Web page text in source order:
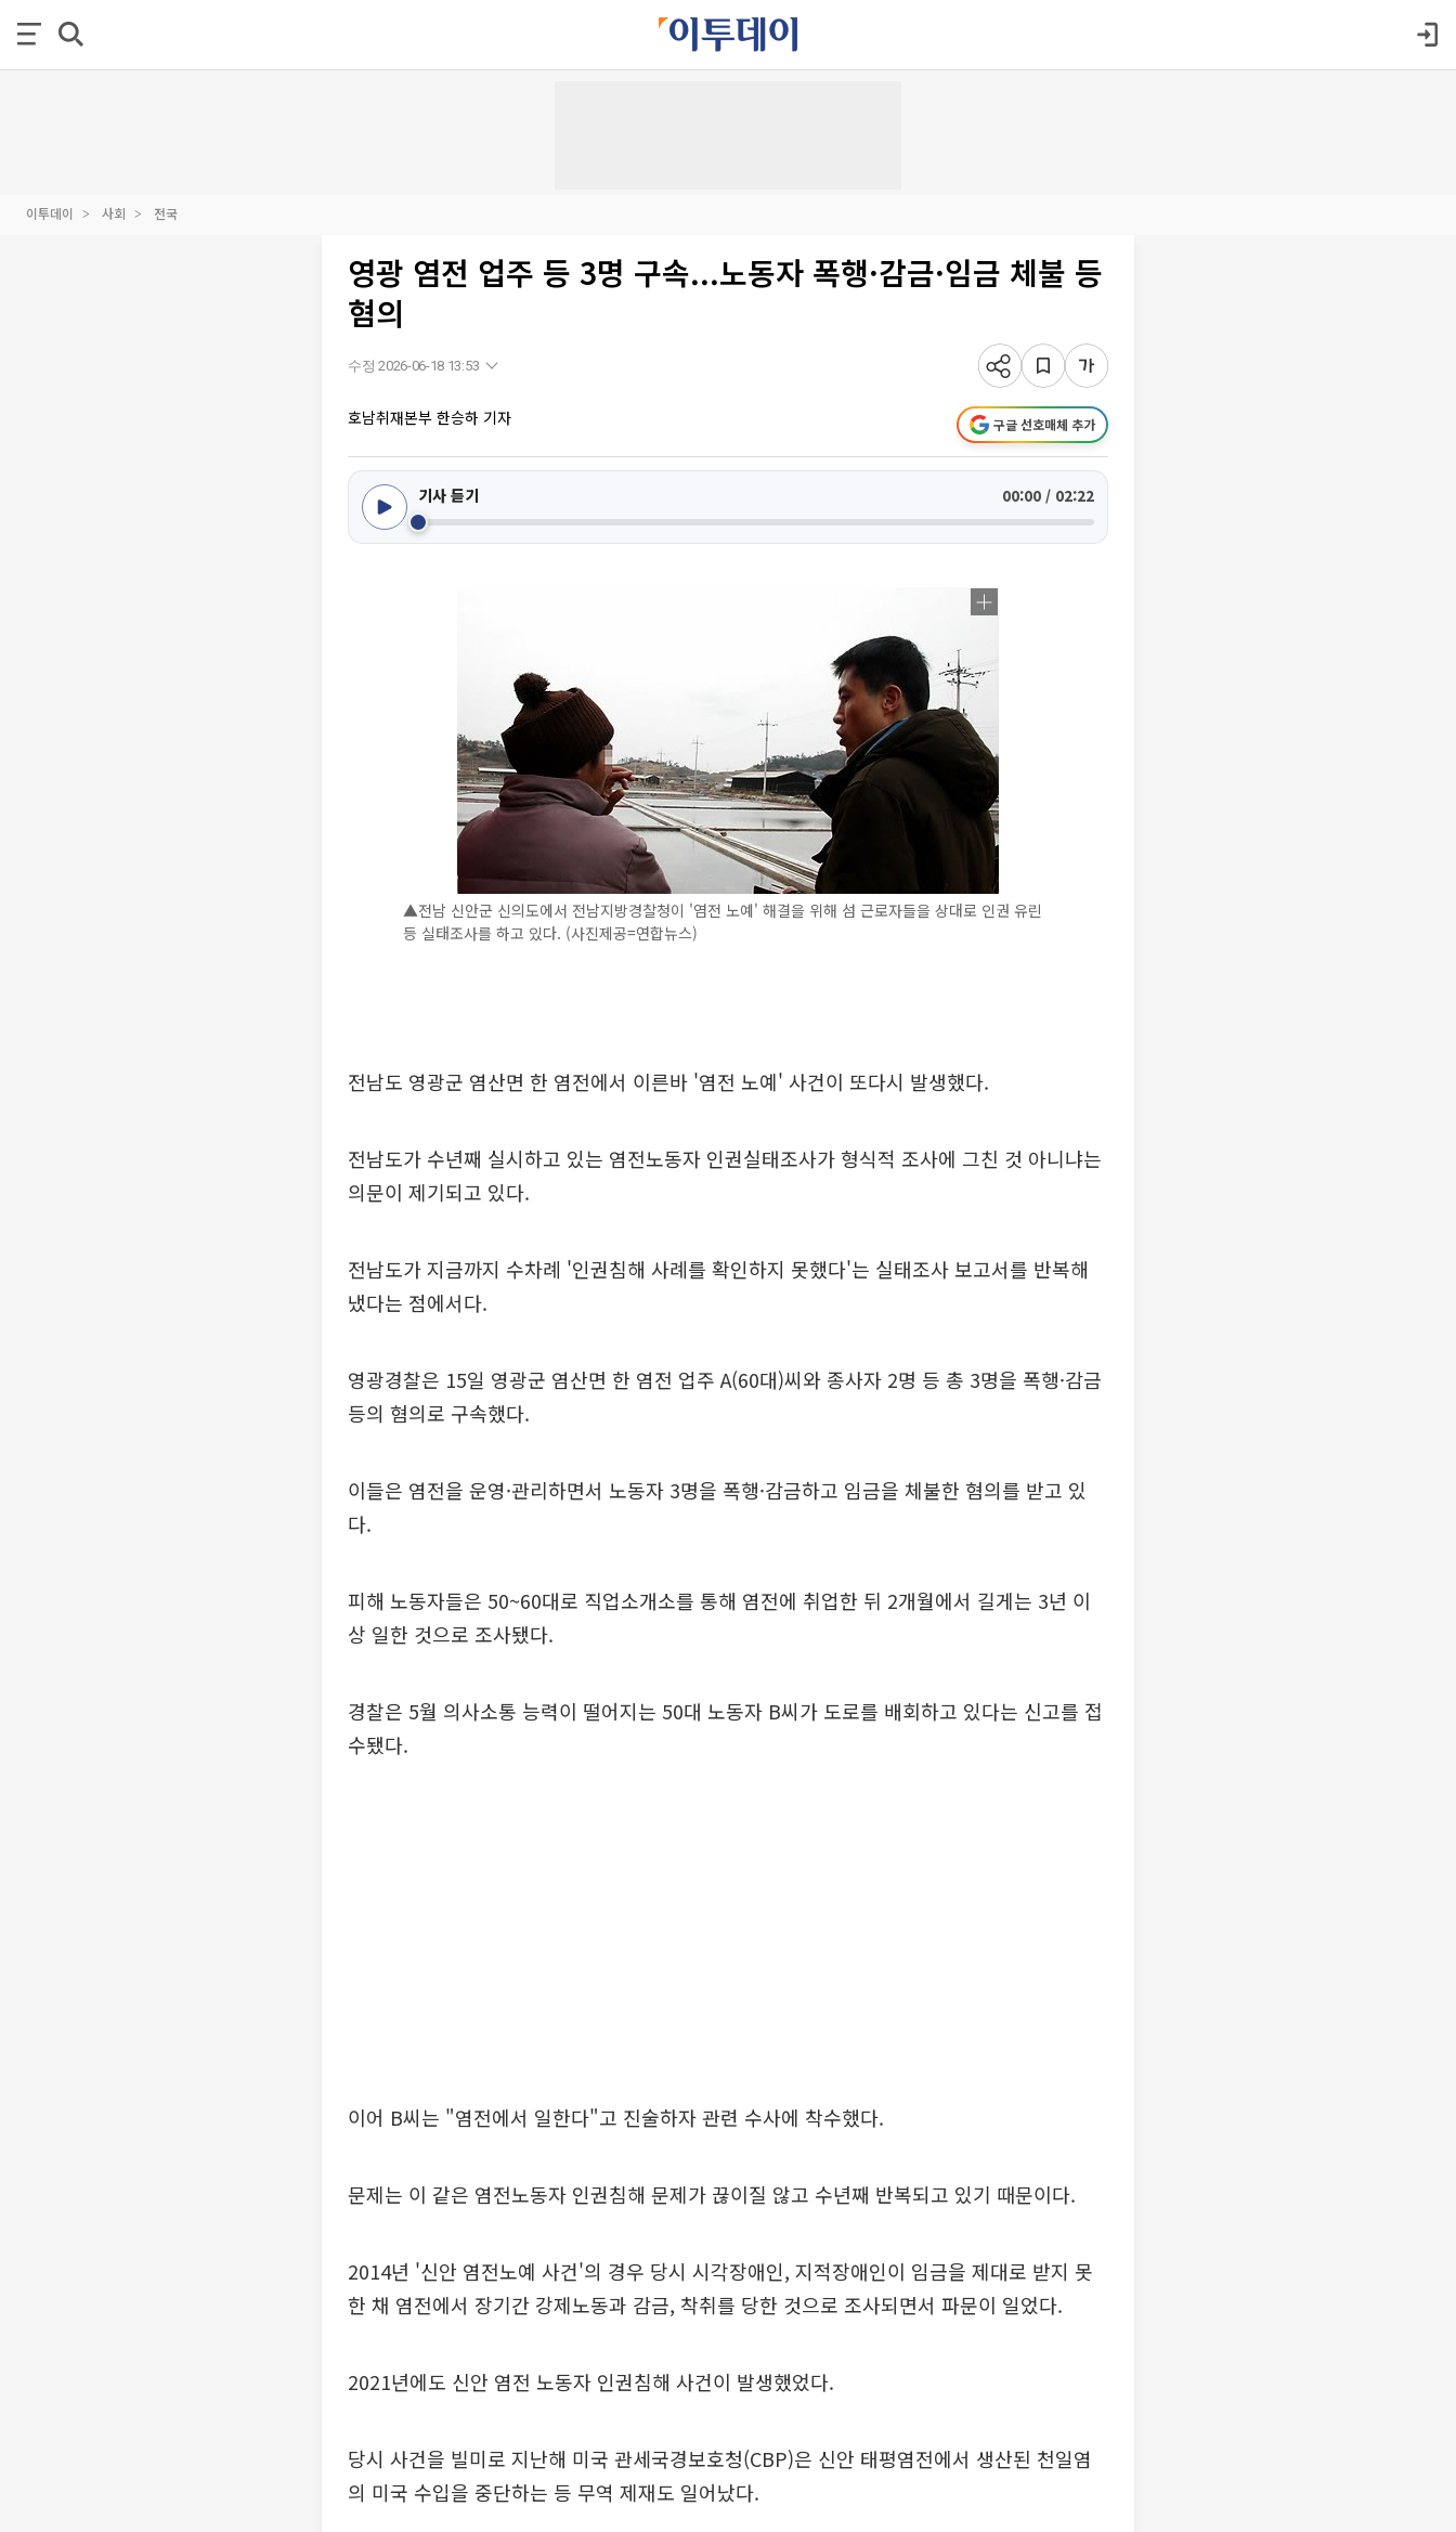
이투데이 사회 전국
영광 염전 업주 등 3명 구속...노동자 폭행·감금·임금 체불 등
혐의
수정 2026-06-18 13:53
호남취재본부 한승하 기자 구글 선호매체 추가
기사 듣기 00:00 / 02:22
▲전남 신안군 신의도에서 전남지방경찰청이 '염전 노예' 해결을 위해 섬 근로자들을 상대로 인권 유린
등 실태조사를 하고 있다. (사진제공=연합뉴스)
전남도 영광군 염산면 한 염전에서 이른바 '염전 노예' 사건이 또다시 발생했다.
전남도가 수년째 실시하고 있는 염전노동자 인권실태조사가 형식적 조사에 그친 것 아니냐는
의문이 제기되고 있다.
전남도가 지금까지 수차례 '인권침해 사례를 확인하지 못했다'는 실태조사 보고서를 반복해
냈다는 점에서다.
영광경찰은 15일 영광군 염산면 한 염전 업주 A(60대)씨와 종사자 2명 등 총 3명을 폭행·감금
등의 혐의로 구속했다.
이들은 염전을 운영·관리하면서 노동자 3명을 폭행·감금하고 임금을 체불한 혐의를 받고 있
다.
피해 노동자들은 50~60대로 직업소개소를 통해 염전에 취업한 뒤 2개월에서 길게는 3년 이
상 일한 것으로 조사됐다.
경찰은 5월 의사소통 능력이 떨어지는 50대 노동자 B씨가 도로를 배회하고 있다는 신고를 접
수됐다.
이어 B씨는 "염전에서 일한다"고 진술하자 관련 수사에 착수했다.
문제는 이 같은 염전노동자 인권침해 문제가 끊이질 않고 수년째 반복되고 있기 때문이다.
2014년 '신안 염전노예 사건'의 경우 당시 시각장애인, 지적장애인이 임금을 제대로 받지 못
한 채 염전에서 장기간 강제노동과 감금, 착취를 당한 것으로 조사되면서 파문이 일었다.
2021년에도 신안 염전 노동자 인권침해 사건이 발생했었다.
당시 사건을 빌미로 지난해 미국 관세국경보호청(CBP)은 신안 태평염전에서 생산된 천일염
의 미국 수입을 중단하는 등 무역 제재도 일어났다.